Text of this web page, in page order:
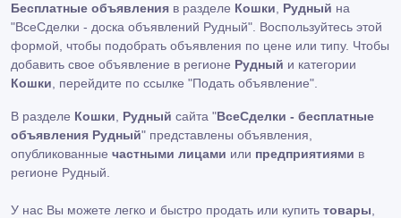
Бесплатные объявления в разделе Кошки Рудный на
"ВсеСделки - доска объявлений Рудный". Воспользуйтесь этой
формой, чтобы подобрать объявления по цене или типу. Чтобы
добавить свое объявление в регионе Рудный и категории
Кошки , перейдите по ссылке "Подать объявление"
В разделе Кошки Рудный сайта "ВсеСделки - бесплатные
объявления Рудный" представлены объявления,
опубликованные частными лицами или предприятиями в
регионе Рудный.
У нас Вы можете легко и быстро продать или купить товары